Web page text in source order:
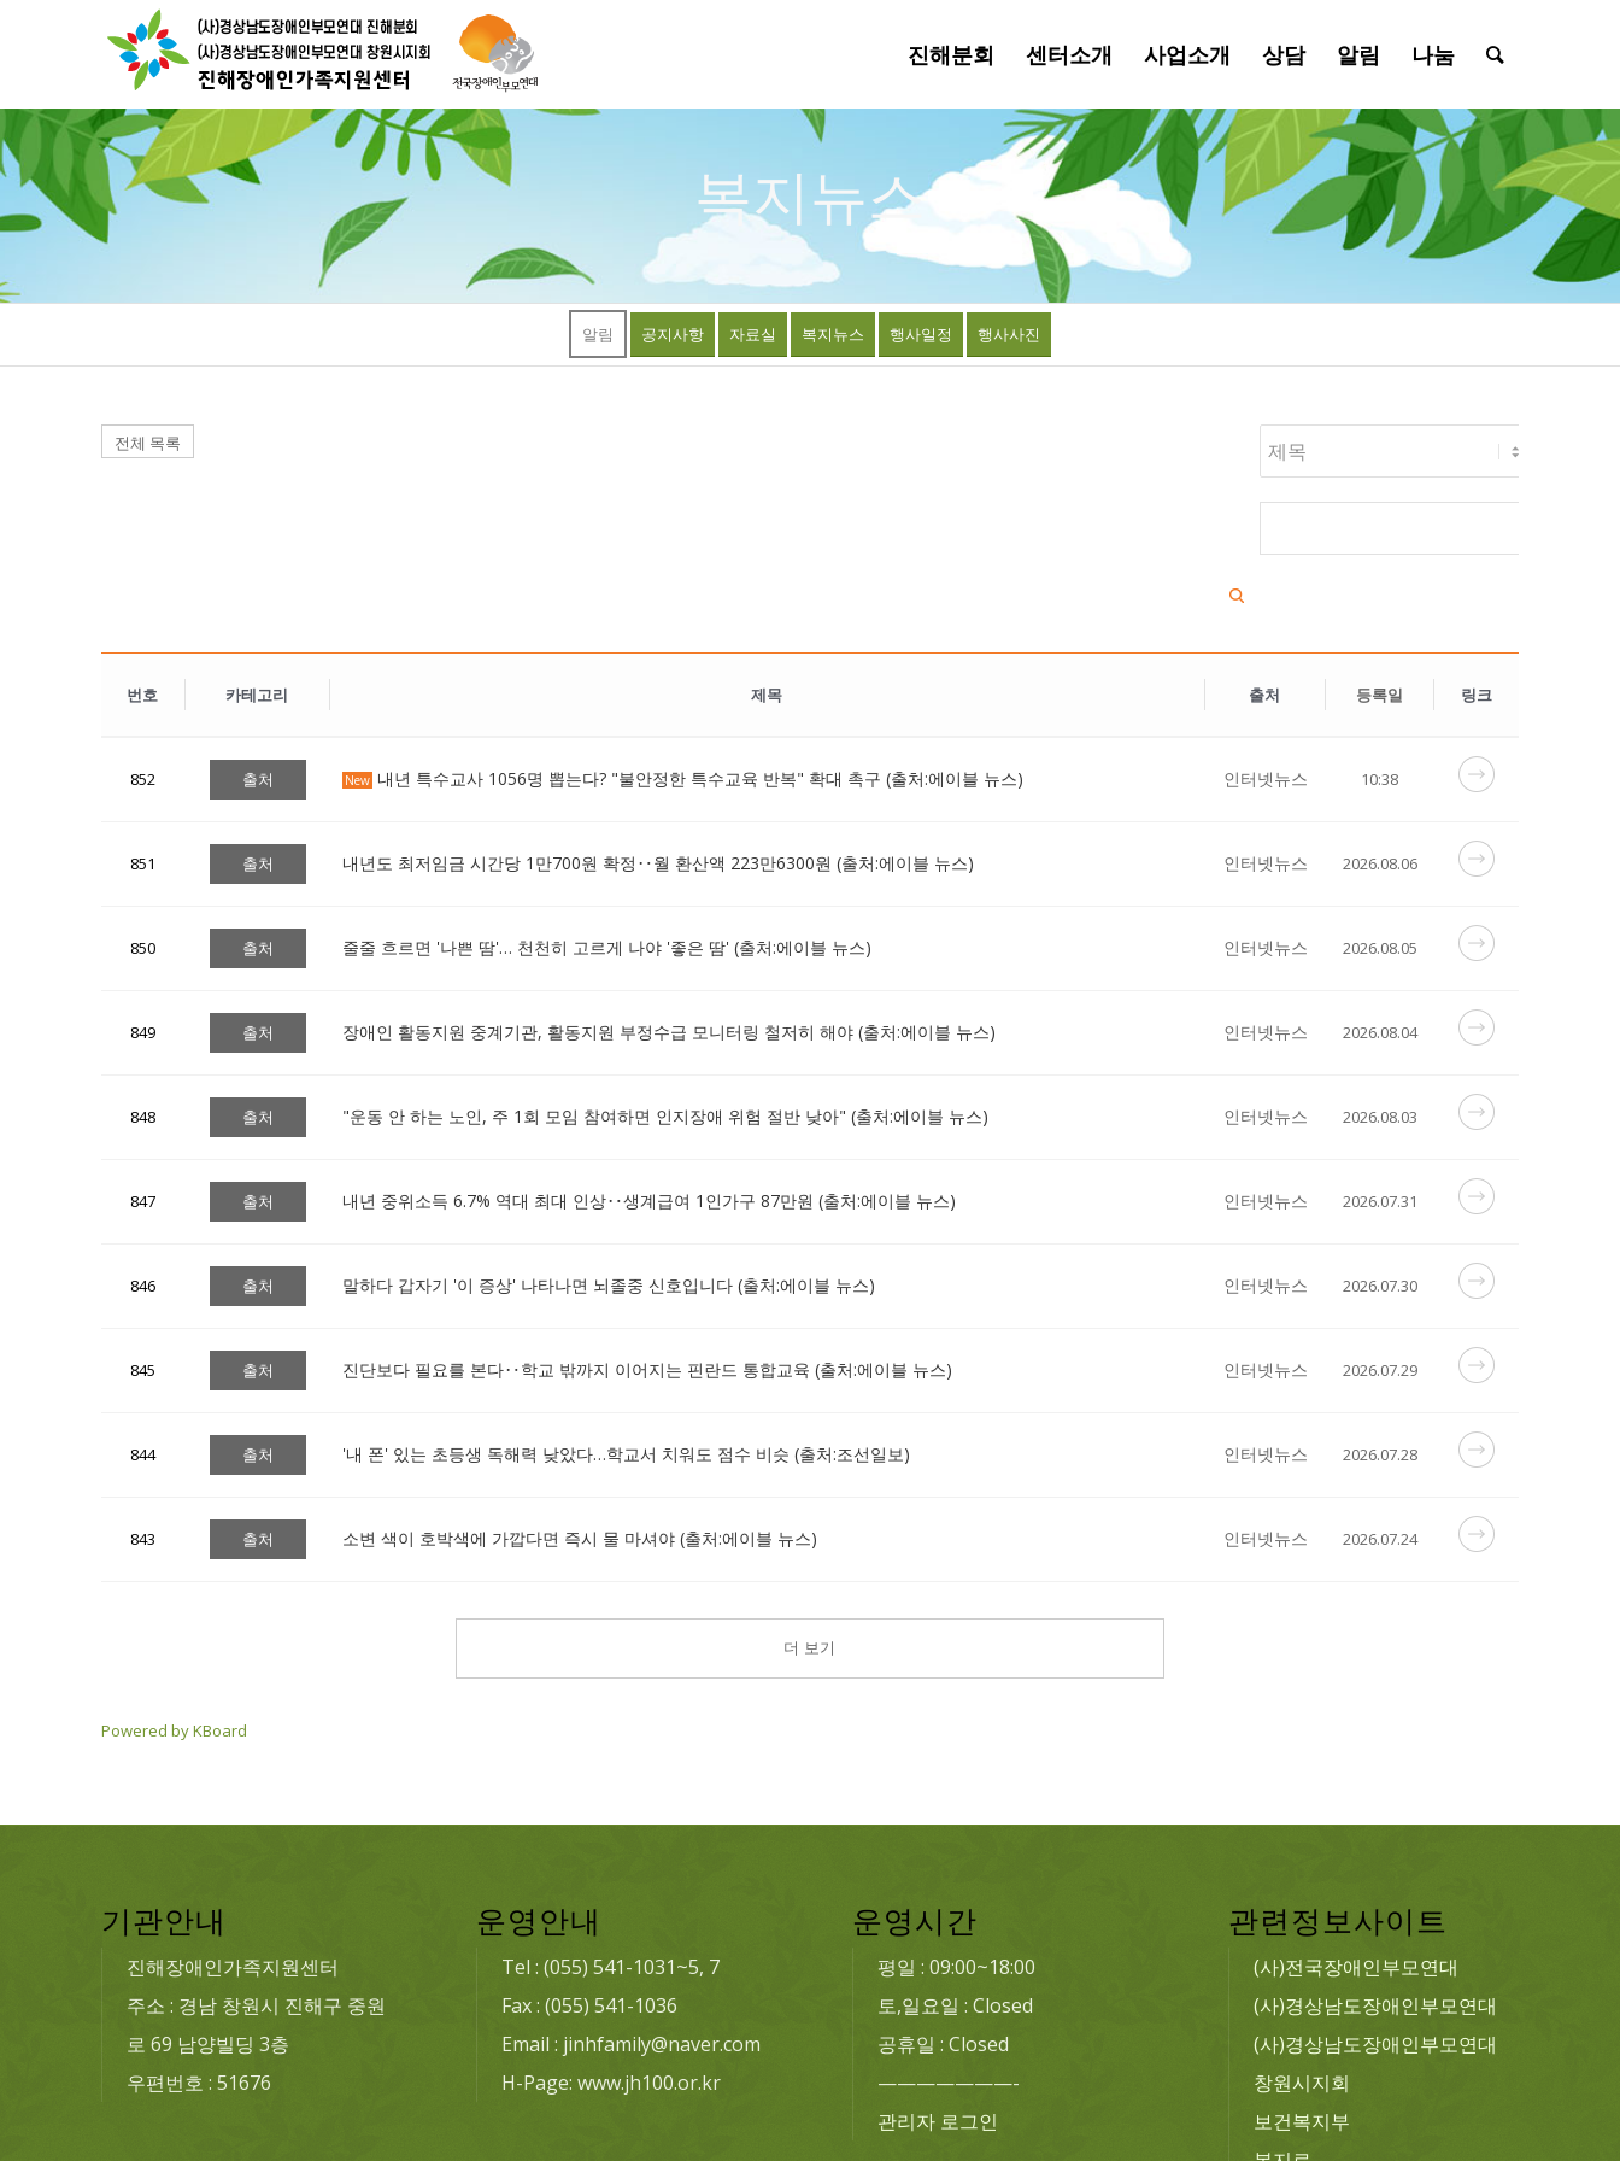
진해분회 센터소개 사업소개 상담 알림 나눔
복지뉴스
알림 공지사항 자료실 복지뉴스 행사일정 행사사진
전체 목록
번호 카테고리 제목 출처 등록일 링크
852 출처 New내년 특수교사 1056명 뽑는다? "불안정한 특수교육 반복" 확대 촉구 (출처:에이블 뉴스) 인터넷뉴스 10:38
851 출처 내년도 최저임금 시간당 1만700원 확정‥월 환산액 223만6300원 (출처:에이블 뉴스) 인터넷뉴스 2026.08.06
850 출처 줄줄 흐르면 '나쁜 땀'… 천천히 고르게 나야 '좋은 땀' (출처:에이블 뉴스) 인터넷뉴스 2026.08.05
849 출처 장애인 활동지원 중계기관, 활동지원 부정수급 모니터링 철저히 해야 (출처:에이블 뉴스) 인터넷뉴스 2026.08.04
848 출처 "운동 안 하는 노인, 주 1회 모임 참여하면 인지장애 위험 절반 낮아" (출처:에이블 뉴스) 인터넷뉴스 2026.08.03
847 출처 내년 중위소득 6.7% 역대 최대 인상‥생계급여 1인가구 87만원 (출처:에이블 뉴스) 인터넷뉴스 2026.07.31
846 출처 말하다 갑자기 '이 증상' 나타나면 뇌졸중 신호입니다 (출처:에이블 뉴스) 인터넷뉴스 2026.07.30
845 출처 진단보다 필요를 본다‥학교 밖까지 이어지는 핀란드 통합교육 (출처:에이블 뉴스) 인터넷뉴스 2026.07.29
844 출처 '내 폰' 있는 초등생 독해력 낮았다…학교서 치워도 점수 비슷 (출처:조선일보) 인터넷뉴스 2026.07.28
843 출처 소변 색이 호박색에 가깝다면 즉시 물 마셔야 (출처:에이블 뉴스) 인터넷뉴스 2026.07.24
더 보기
Powered by KBoard
기관안내
진해장애인가족지원센터
주소 : 경남 창원시 진해구 중원
로 69 남양빌딩 3층
우편번호 : 51676
운영안내
Tel : (055) 541-1031~5, 7
Fax : (055) 541-1036
Email : jinhfamily@naver.com
H-Page: www.jh100.or.kr
운영시간
평일 : 09:00~18:00
토,일요일 : Closed
공휴일 : Closed
———————-
관리자 로그인
관련정보사이트
(사)전국장애인부모연대
(사)경상남도장애인부모연대
(사)경상남도장애인부모연대
창원시지회
보건복지부